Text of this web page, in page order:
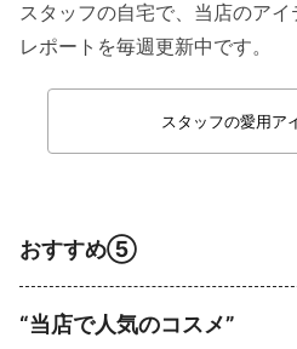
スタッフの自宅で、当店のア
レポートを毎週更新中です。
スタッフの愛用ア
おすすめ⑤
“当店で人気のコスメ”